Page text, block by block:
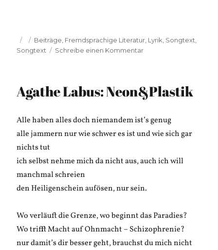
Veröffentlicht
am
Kategorien
Beiträge Fremdsprachige Literatur Lyrik Songtext
Songtext
Schreibe einen Kommentarzu
Wants
to
You
Agathe Labus: Neon&Plastik
Alle haben alles doch niemandem ist’s genug
alle jammern nur wie schwer es ist und wie sich gar
nichts tut
ich selbst nehme mich da nicht aus, auch ich will
manchmal schreien
den Heiligenschein aufösen, nur sein.
Wo verläuft die Grenze, wo beginnt das Paradies?
Wo trifft Macht auf Ohnmacht – Schizophrenie?
nur damit’s dir besser geht, brauchst du mich nicht